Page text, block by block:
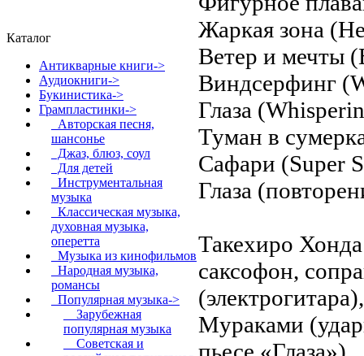
Каталог
Антикварные книги->
Аудиокниги->
Букинистика->
Грампластинки->
Авторская песня,
шансонье
Джаз, блюз, соул
Для детей
Инструментальная
музыка
Классическая музыка,
духовная музыка,
оперетта
Музыка из кинофильмов
Народная музыка,
романсы
Популярная музыка->
Зарубежная
популярная музыка
Советская и
Жаркая зона
Ветер и мечты
Виндсерфинг
Глаза
Туман в
Сафари (Super
Глаза
Такехиро
саксофон,
Myраками